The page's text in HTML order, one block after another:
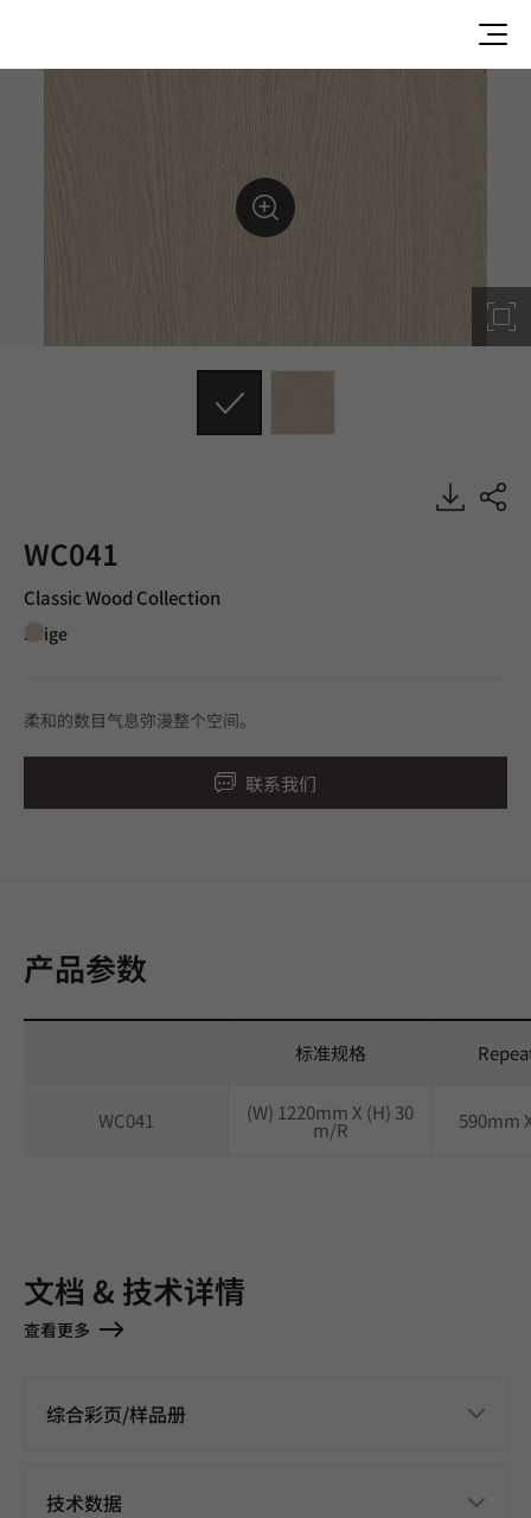
WC041
Classic Wood Collection
Beige
柔和的数目气息弥漫整个空间。
联系我们
产品参数
标准规格
WC041 (W) 1220mm X (H) 30
m/R 590mm
文档 & 技术详情
查看更多
综合彩页/样品册
技术数据